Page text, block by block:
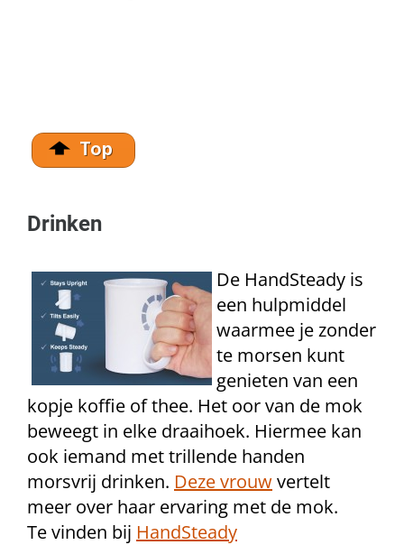
Drinken
De HandSteady is
een hulpmiddel
waarmee je zonder
te morsen kunt
genieten van een
kopje koffie of thee. Het oor van de mok
beweegt in elke draaihoek. Hiermee kan
ook iemand met trillende handen
morsvrij drinken. Deze vrouwvertelt
meer over haar ervaring met de mok.
Te vinden bij HandSteady